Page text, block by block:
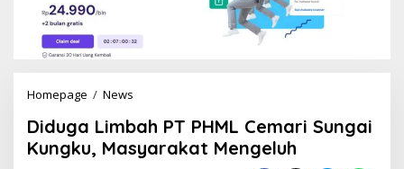
Homepage / News
d
u
g
Diduga Limbah PT PHML Cemari Sungai
Kungku, Masyarakat Mengeluh